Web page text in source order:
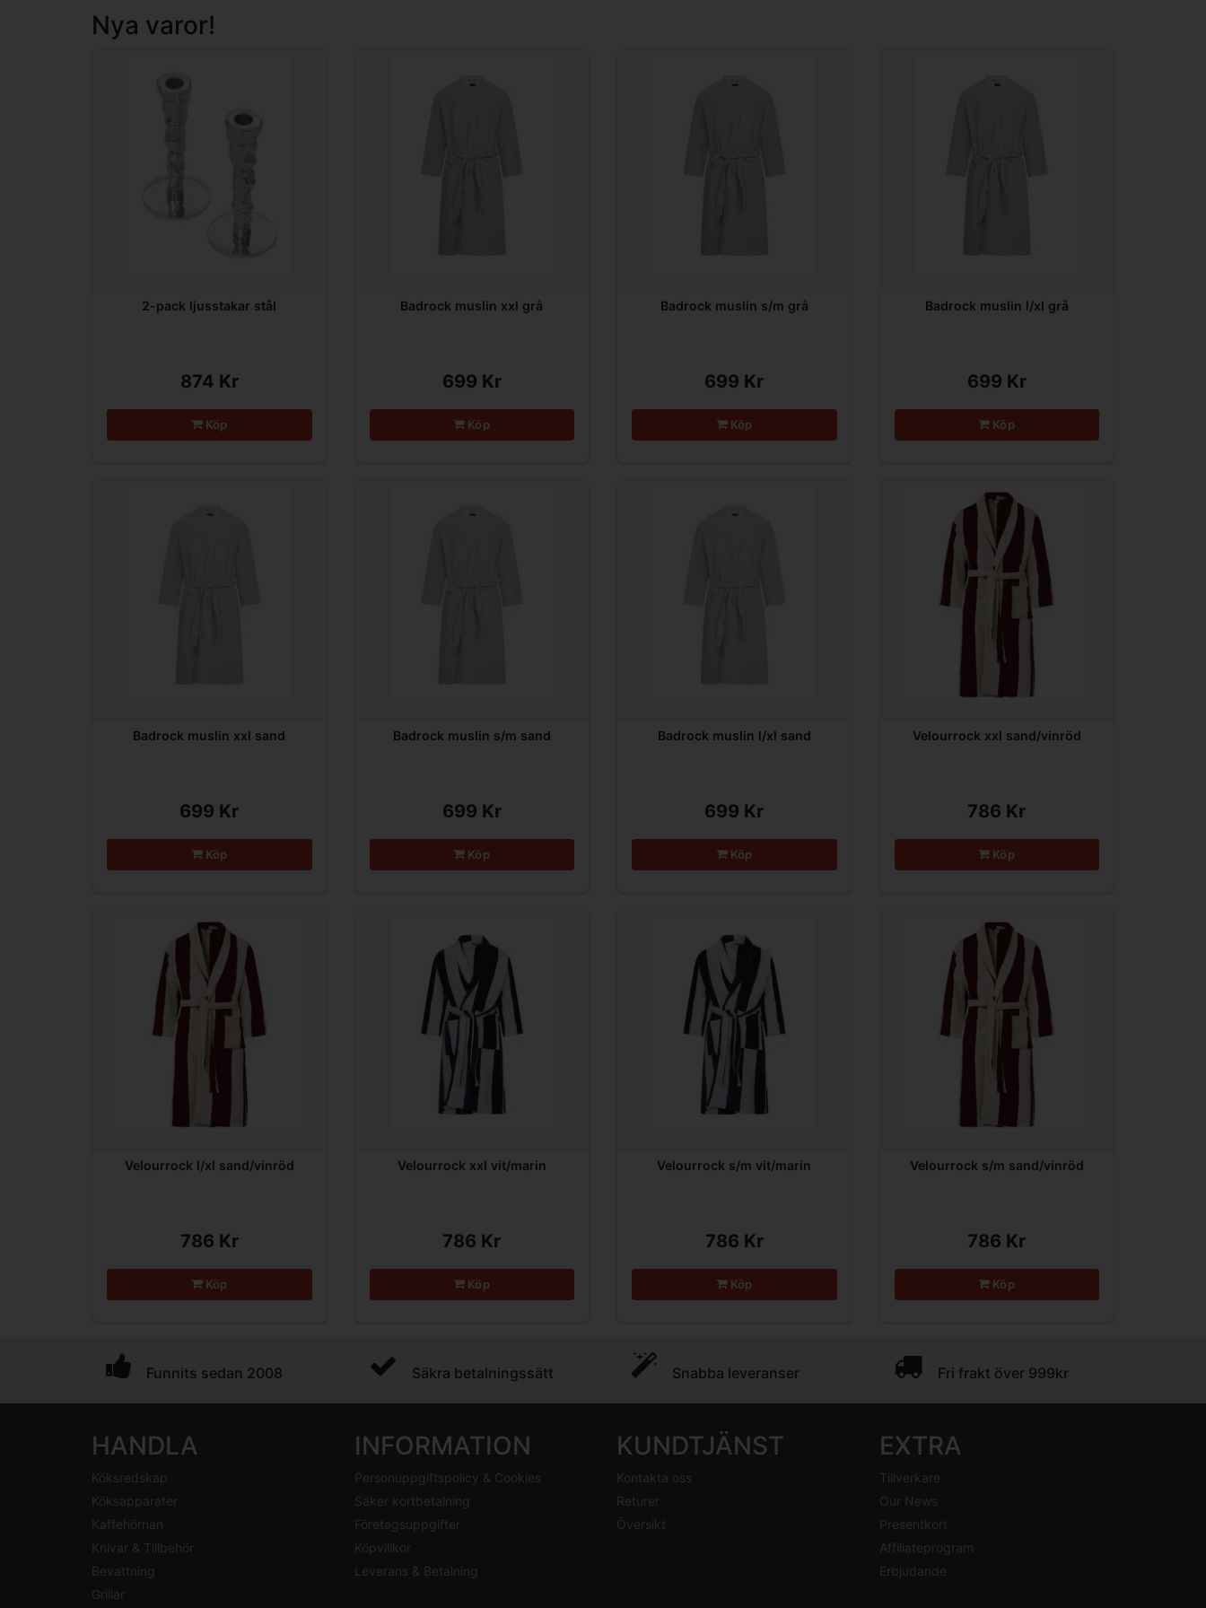
Nya varor!
2-pack ljusstakar stål
874 Kr
Köp
Badrock muslin xxl grå
699 Kr
Köp
Badrock muslin s/m grå
699 Kr
Köp
Badrock muslin l/xl grå
699 Kr
Köp
Badrock muslin xxl sand
699 Kr
Köp
Badrock muslin s/m sand
699 Kr
Köp
Badrock muslin l/xl sand
699 Kr
Köp
Velourrock xxl sand/vinröd
786 Kr
Köp
Velourrock l/xl sand/vinröd
786 Kr
Köp
Velourrock xxl vit/marin
786 Kr
Köp
Velourrock s/m vit/marin
786 Kr
Köp
Velourrock s/m sand/vinröd
786 Kr
Köp
Funnits sedan 2008 Säkra betalningssätt Snabba leveranser Fri frakt över 999kr
HANDLA
Köksredskap
Köksapparater
Kaffehörnan
Knivar & Tillbehör
Bevattning
Grillar
INFORMATION
Personuppgiftspolicy & Cookies
Säker kortbetalning
Företagsuppgifter
Köpvillkor
Leverans & Betalning
KUNDTJÄNST
Kontakta oss
Returer
Översikt
EXTRA
Tillverkare
Our News
Presentkort
Affiliateprogram
Erbjudande